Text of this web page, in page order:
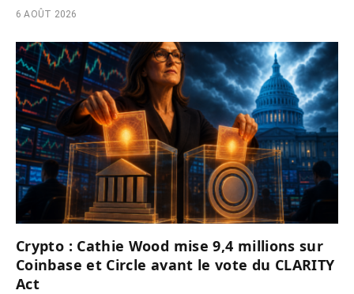
6 AOÛT 2026
Crypto : Cathie Wood mise 9,4 millions sur
Coinbase et Circle avant le vote du CLARITY
Act